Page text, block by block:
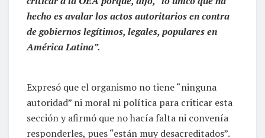
hecho es avalar los actos autoritarios en contra
de gobiernos legítimos, legales, populares en
América Latina”.
Expresó que el organismo no tiene “ninguna
autoridad” ni moral ni política para criticar esta
sección y afirmó que no hacía falta ni convenía
responderles, pues “están muy desacreditados”.